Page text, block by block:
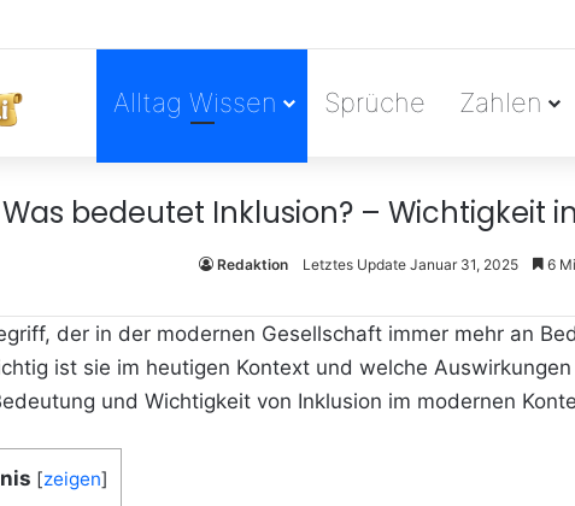
Alltag Wissen Sprüche Zahlen
Was bedeutet Inklusion? – Wichtigkeit
Redaktion Letztes Update Januar 31, 2025 6
der in der modernen Gesellschaft immer mehr an
ist sie im heutigen Kontext und welche
und Wichtigkeit von Inklusion im modernen
[zeigen]